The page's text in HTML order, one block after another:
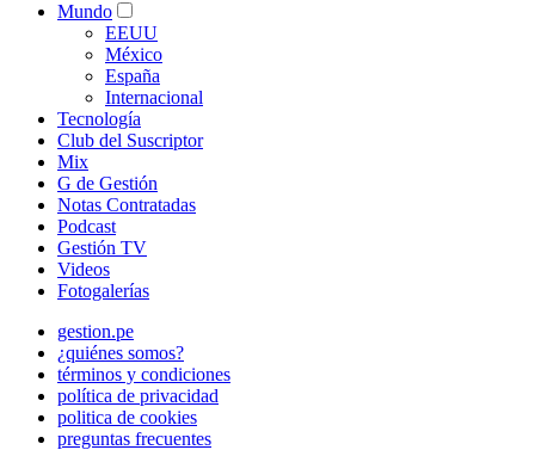
Mundo
EEUU
México
España
Internacional
Tecnología
Club del Suscriptor
Mix
G de Gestión
Notas Contratadas
Podcast
Gestión TV
Videos
Fotogalerías
gestion.pe
¿quiénes somos?
términos y condiciones
política de privacidad
politica de cookies
preguntas frecuentes